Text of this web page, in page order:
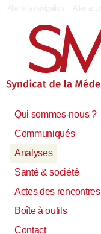
Qui sommes-nous ?
Communiqués
Analyses
Santé & société
Actes des rencontres
Boîte à outils
Contact